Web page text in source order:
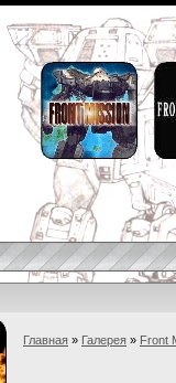
Главная » Галерея » Front